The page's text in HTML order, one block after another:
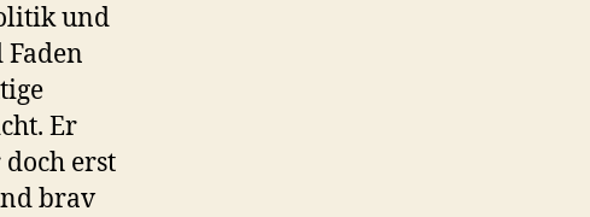
und
Er
erst
brav